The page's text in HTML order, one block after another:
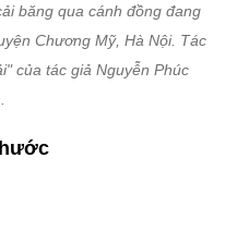
băng qua cánh đồng đang
Chương Mỹ, Hà Nội. Tác
của tác giả Nguyễn Phúc